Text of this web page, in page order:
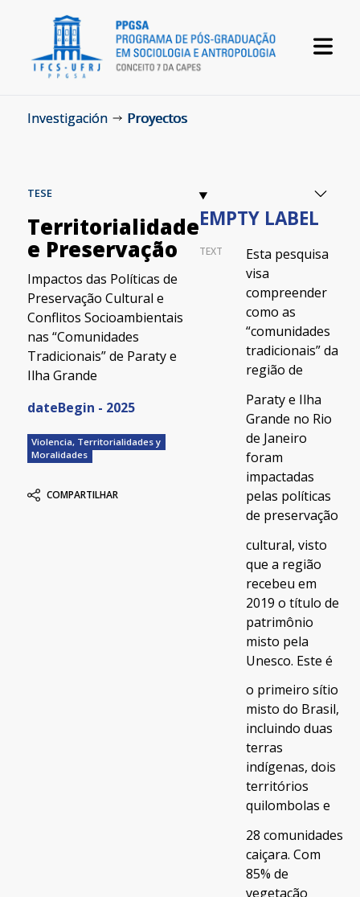
Investigación Proyectos
TESE
Territorialidade
e Preservação
Impactos das Políticas de
Preservação Cultural e
Conflitos Socioambientais
nas “Comunidades
Tradicionais” de Paraty e
Ilha Grande
dateBegin - 2025
Violencia, Territorialidades y
Moralidades
COMPARTILHAR
EMPTY LABEL
TEXT
Esta pesquisa
visa
compreender
como as
“comunidades
tradicionais” da
região de
Paraty e Ilha
Grande no Rio
de Janeiro
foram
impactadas
pelas políticas
de preservação
cultural, visto
que a região
recebeu em
2019 o título de
patrimônio
misto pela
Unesco. Este é
o primeiro sítio
misto do Brasil,
incluindo duas
terras
indígenas, dois
territórios
quilombolas e
28 comunidades
caiçara. Com
85% de
vegetação